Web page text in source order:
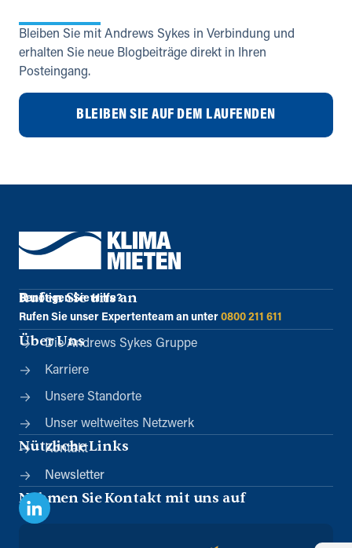
Bleiben Sie mit Andrews Sykes in Verbindung und
erhalten Sie neue Blogbeiträge direkt in Ihren
Posteingang.
BLEIBEN SIE AUF DEM LAUFENDEN
Rufen Sie uns an
Benötigen Sie Hilfe?
Rufen Sie unser Expertenteam an unter 0800 211 611
Über Uns
Die Andrews Sykes Gruppe
Karriere
Unsere Standorte
Unser weltweites Netzwerk
Nützliche Links
Kontakt
Newsletter
Nehmen Sie Kontakt mit uns auf